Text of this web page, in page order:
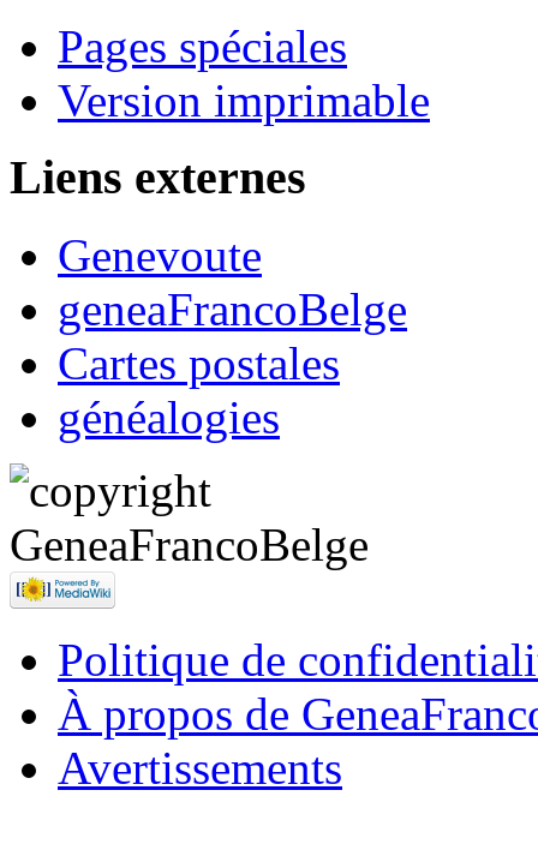
Pages spéciales
Version imprimable
Liens externes
Genevoute
geneaFrancoBelge
Cartes postales
généalogies
Politique de
À propos de
Avertissements